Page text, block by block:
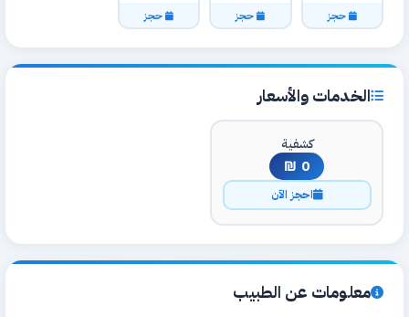
حجز
حجز
حجز
الخدمات والأسعار
كشفية
0 ₪
احجز الآن
معلومات عن الطبيب